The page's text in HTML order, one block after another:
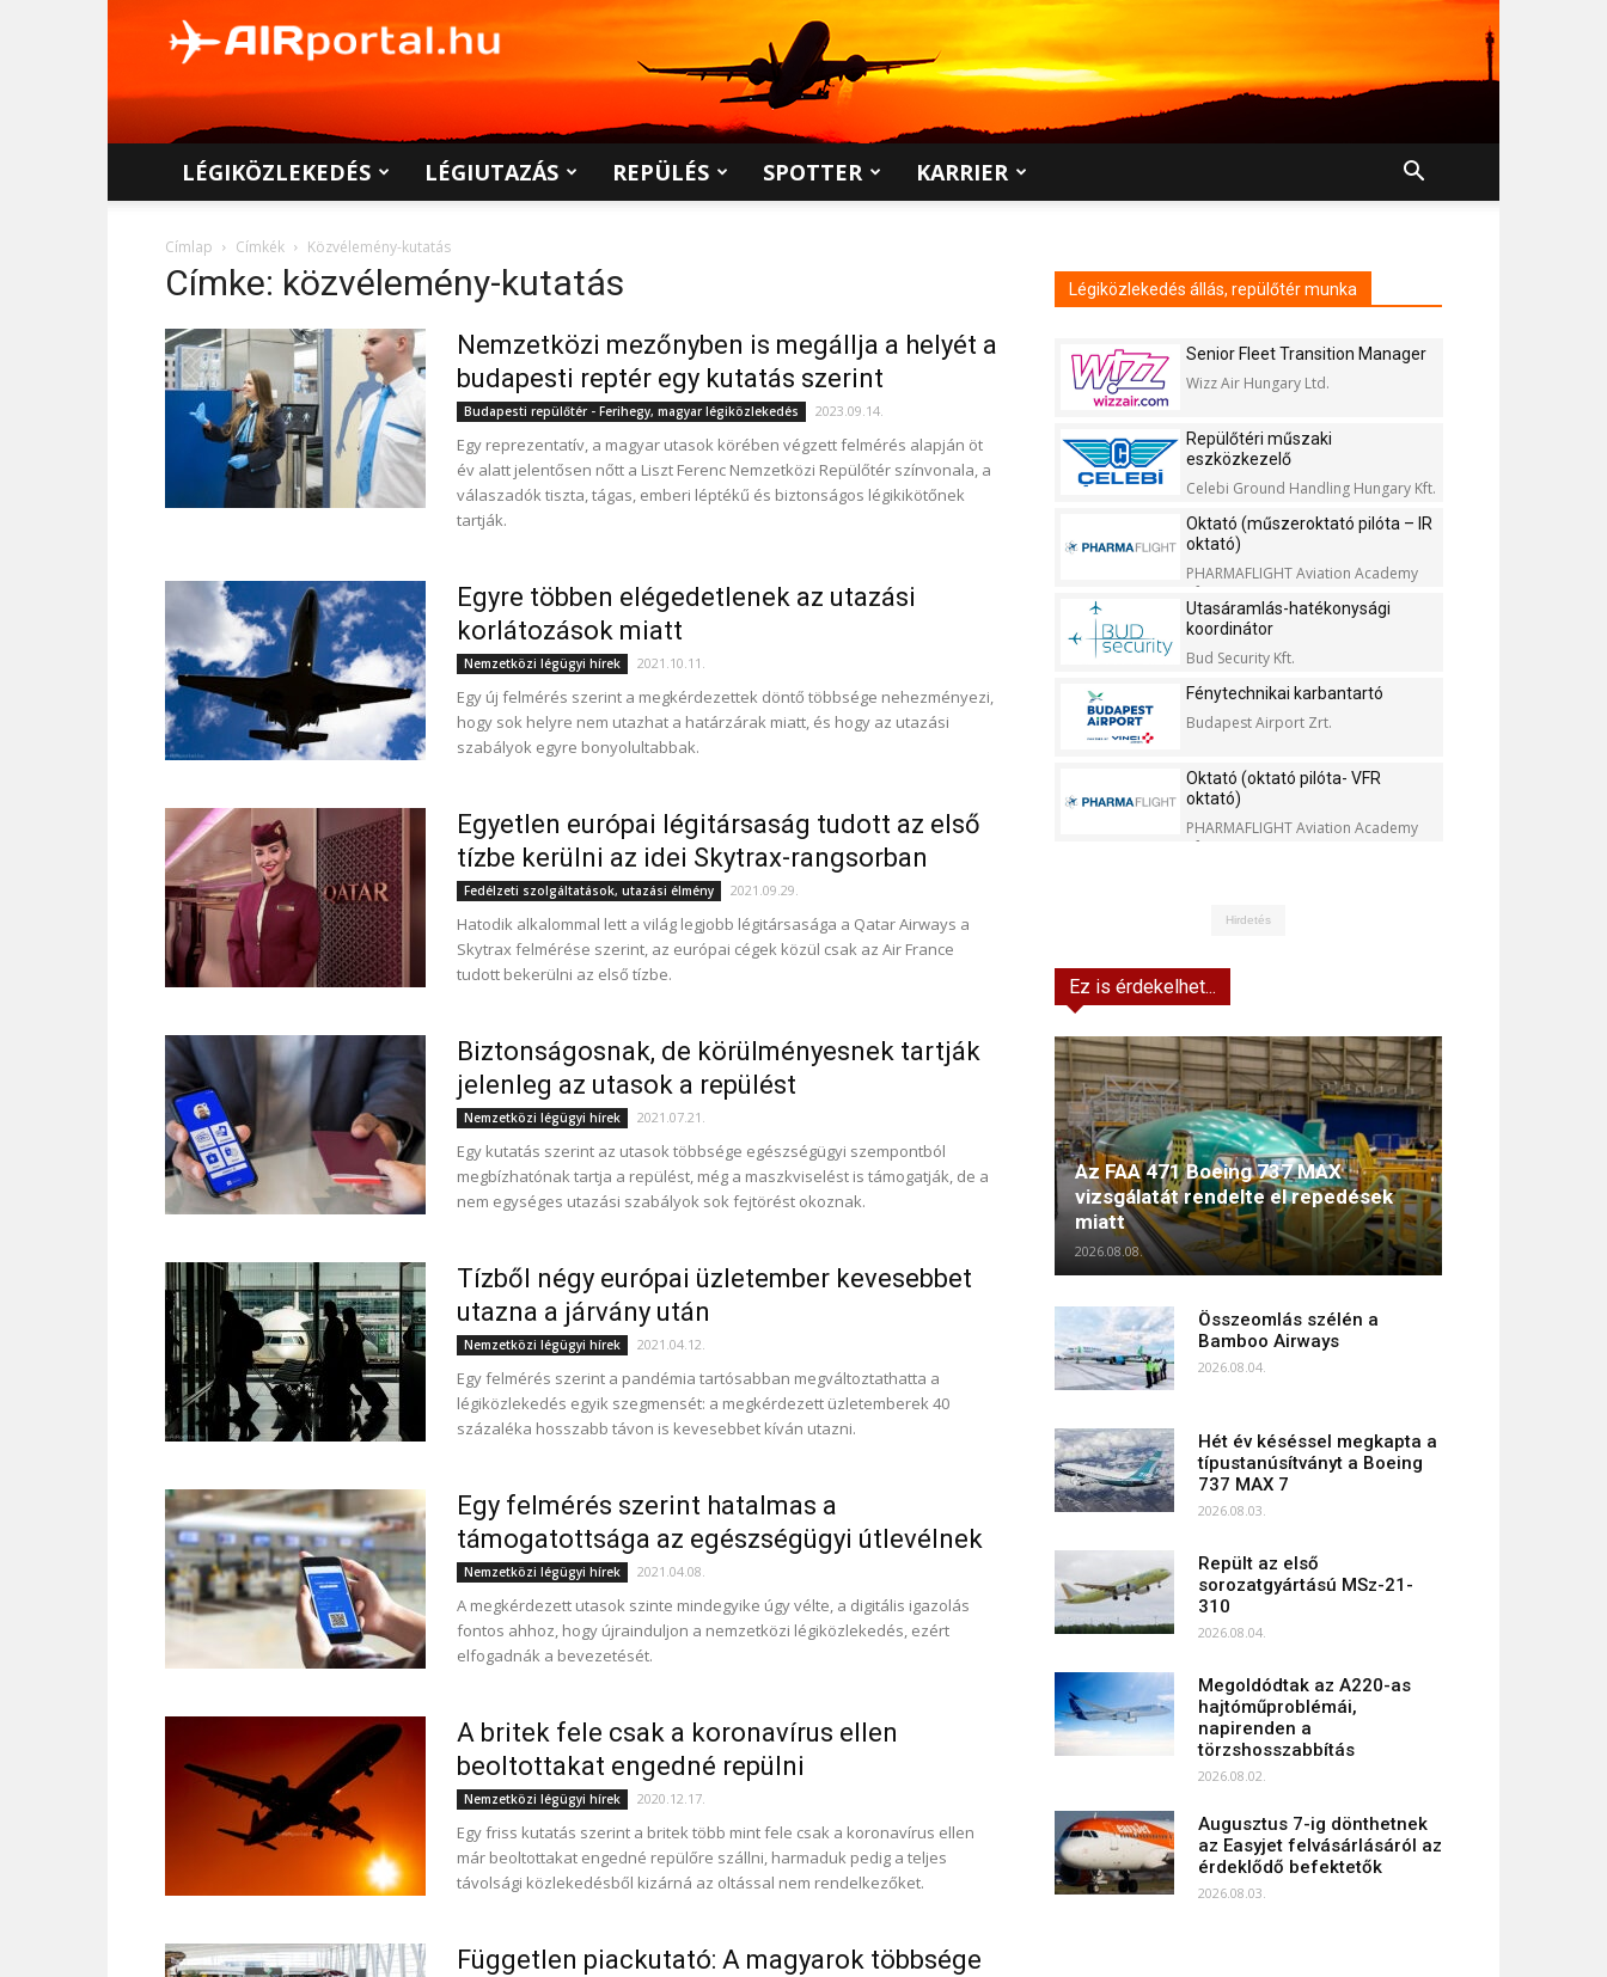
LÉGIKÖZLEKEDÉS LÉGIUTAZÁS REPÜLÉS SPOTTER KARRIER
Címlap Címkék Közvélemény-kutatás
Címke: közvélemény-kutatás
Nemzetközi mezőnyben is megállja a helyét a
budapesti reptér egy kutatás szerint
Budapesti repülőtér - Ferihegy, magyar légiközlekedés 2023.09.14.
Egy reprezentatív, a magyar utasok körében végzett felmérés alapján öt
év alatt jelentősen nőtt a Liszt Ferenc Nemzetközi Repülőtér színvonala, a
válaszadók tiszta, tágas, emberi léptékű és biztonságos légikikötőnek
tartják.
Egyre többen elégedetlenek az utazási
korlátozások miatt
Nemzetközi légügyi hírek 2021.10.11.
Egy új felmérés szerint a megkérdezettek döntő többsége nehezményezi,
hogy sok helyre nem utazhat a határzárak miatt, és hogy az utazási
szabályok egyre bonyolultabbak.
Egyetlen európai légitársaság tudott az első
tízbe kerülni az idei Skytrax-rangsorban
Fedélzeti szolgáltatások, utazási élmény 2021.09.29.
Hatodik alkalommal lett a világ legjobb légitársasága a Qatar Airways a
Skytrax felmérése szerint, az európai cégek közül csak az Air France
tudott bekerülni az első tízbe.
Biztonságosnak, de körülményesnek tartják
jelenleg az utasok a repülést
Nemzetközi légügyi hírek 2021.07.21.
Egy kutatás szerint az utasok többsége egészségügyi szempontból
megbízhatónak tartja a repülést, még a maszkviselést is támogatják, de a
nem egységes utazási szabályok sok fejtörést okoznak.
Tízből négy európai üzletember kevesebbet
utazna a járvány után
Nemzetközi légügyi hírek 2021.04.12.
Egy felmérés szerint a pandémia tartósabban megváltoztathatta a
légiközlekedés egyik szegmensét: a megkérdezett üzletemberek 40
százaléka hosszabb távon is kevesebbet kíván utazni.
Egy felmérés szerint hatalmas a
támogatottsága az egészségügyi útlevélnek
Nemzetközi légügyi hírek 2021.04.08.
A megkérdezett utasok szinte mindegyike úgy vélte, a digitális igazolás
fontos ahhoz, hogy újrainduljon a nemzetközi légiközlekedés, ezért
elfogadnák a bevezetését.
A britek fele csak a koronavírus ellen
beoltottakat engedné repülni
Nemzetközi légügyi hírek 2020.12.17.
Egy friss kutatás szerint a britek több mint fele csak a koronavírus ellen
már beoltottakat engedné repülőre szállni, harmaduk pedig a teljes
távolsági közlekedésből kizárná az oltással nem rendelkezőket.
Független piackutató: A magyarok többsége
Légiközlekedés állás, repülőtér munka
Senior Fleet Transition Manager
Wizz Air Hungary Ltd.
Repülőtéri műszaki
eszközkezelő
Celebi Ground Handling Hungary Kft.
Oktató (műszeroktató pilóta – IR
oktató)
PHARMAFLIGHT Aviation Academy
Kft.
Utasáramlás-hatékonysági
koordinátor
Bud Security Kft.
Fénytechnikai karbantartó
Budapest Airport Zrt.
Oktató (oktató pilóta- VFR
oktató)
PHARMAFLIGHT Aviation Academy
Kft.
Hirdetés
Ez is érdekelhet...
Az FAA 471 Boeing 737 MAX
vizsgálatát rendelte el repedések
miatt
2026.08.08.
Összeomlás szélén a
Bamboo Airways
2026.08.04.
Hét év késéssel megkapta a
típustanúsítványt a Boeing
737 MAX 7
2026.08.03.
Repült az első
sorozatgyártású MSz-21-
310
2026.08.04.
Megoldódtak az A220-as
hajtóműproblémái,
napirenden a
törzshosszabbítás
2026.08.02.
Augusztus 7-ig dönthetnek
az Easyjet felvásárlásáról az
érdeklődő befektetők
2026.08.03.